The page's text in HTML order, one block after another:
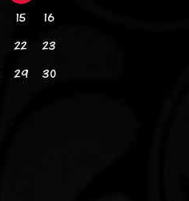
15
16
22
23
29
30